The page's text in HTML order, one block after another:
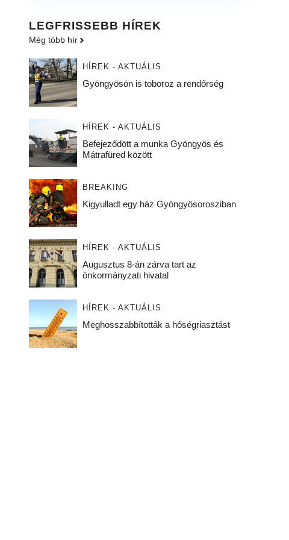
LEGFRISSEBB HÍREK
Még több hír
HÍREK - AKTUÁLIS
Gyöngyösön is toboroz a rendőrség
HÍREK - AKTUÁLIS
Befejeződött a munka Gyöngyös és
Mátrafüred között
BREAKING
Kigyulladt egy ház Gyöngyösorosziban
HÍREK - AKTUÁLIS
Augusztus 8-án zárva tart az
önkormányzati hivatal
HÍREK - AKTUÁLIS
Meghosszabbították a hőségriasztást